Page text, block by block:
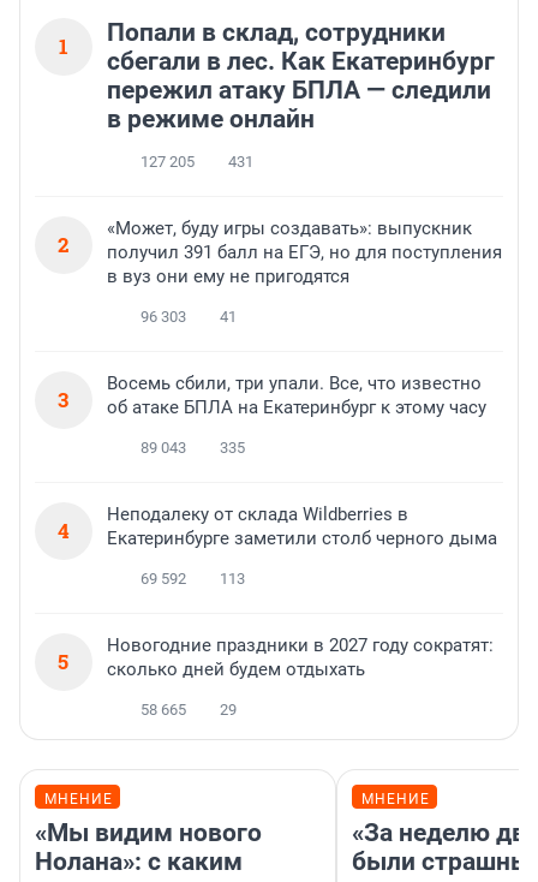
1
Попали в склад, сотрудники
сбегали в лес. Как Екатеринбург
пережил атаку БПЛА — следили
в режиме онлайн
127 205 431
2
«Может, буду игры создавать»: выпускник
получил 391 балл на ЕГЭ, но для поступления
в вуз они ему не пригодятся
96 303 41
3
Восемь сбили, три упали. Все, что известно
об атаке БПЛА на Екатеринбург к этому часу
89 043 335
4
Неподалеку от склада Wildberries в
Екатеринбурге заметили столб черного дыма
69 592 113
5
Новогодние праздники в 2027 году сократят:
сколько дней будем отдыхать
58 665 29
МНЕНИЕ
«Мы видим нового
Нолана»: с каким
МНЕНИЕ
«За неделю
были